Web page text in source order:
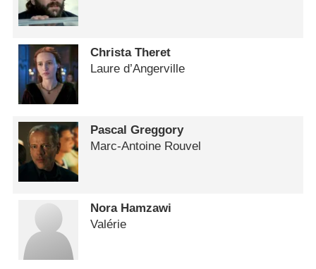
Christa Theret
Laure d’Angerville
Pascal Greggory
Marc-Antoine Rouvel
Nora Hamzawi
Valérie